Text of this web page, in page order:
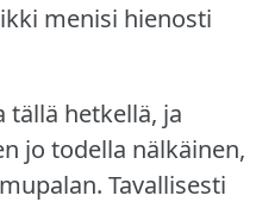
menisi hienosti
tällä hetkellä, ja
jo todella nälkäinen,
Tavallisesti